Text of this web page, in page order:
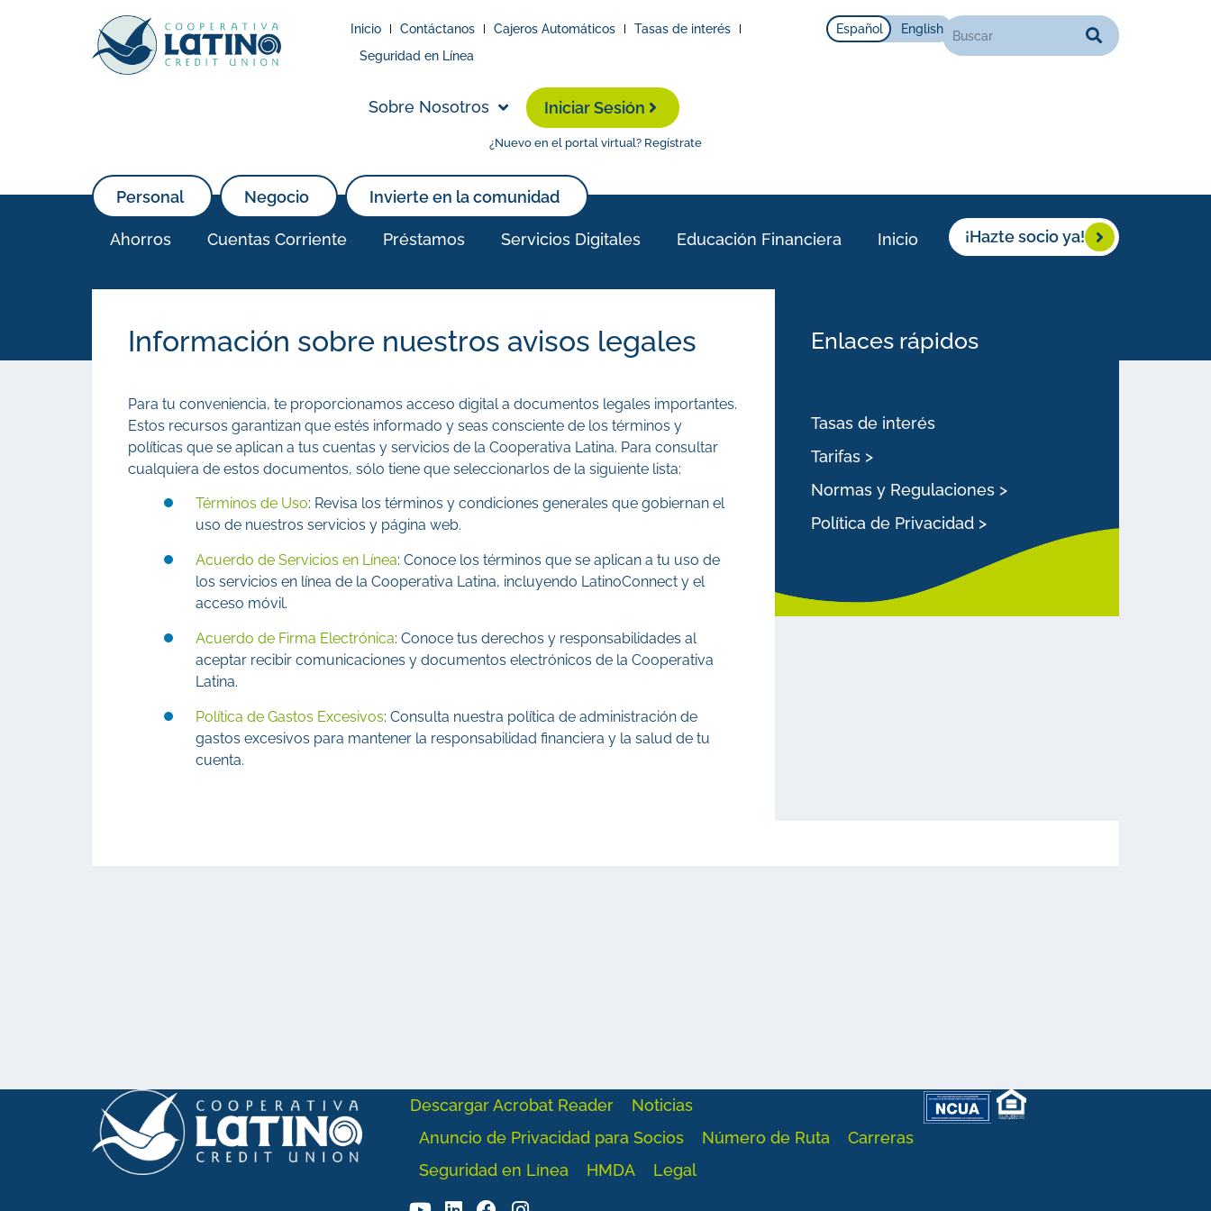
Inicio Contáctanos Cajeros Automáticos
Tasas de interés
Seguridad en Línea
Español English
Sobre Nosotros
¿Nuevo en el portal virtual? Regístrate
Iniciar Sesión
Personal
Ahorros Cuentas Corriente Préstamos Servicios Digitales Educación Financiera Inicio
Negocio Invierte en la comunidad
¡Hazte socio ya!
Información sobre nuestros avisos legales
Información sobre nuestros avisos legales
Para tu conveniencia, te proporcionamos acceso digital a documentos legales importantes.
Estos recursos garantizan que estés informado y seas consciente de los términos y
políticas que se aplican a tus cuentas y servicios de la Cooperativa Latina. Para consultar
cualquiera de estos documentos, sólo tiene que seleccionarlos de la siguiente lista:
Términos de Uso: Revisa los términos y condiciones generales que gobiernan el
uso de nuestros servicios y página web.
Acuerdo de Servicios en Línea: Conoce los términos que se aplican a tu uso de
los servicios en línea de la Cooperativa Latina, incluyendo LatinoConnect y el
acceso móvil.
Acuerdo de Firma Electrónica: Conoce tus derechos y responsabilidades al
aceptar recibir comunicaciones y documentos electrónicos de la Cooperativa
Latina.
Política de Gastos Excesivos: Consulta nuestra política de administración de
gastos excesivos para mantener la responsabilidad financiera y la salud de tu
cuenta.
Enlaces rápidos
Tasas de interés
Tarifas >
Normas y Regulaciones >
Política de Privacidad >
Descargar Acrobat Reader
Noticias
Anuncio de Privacidad para Socios
Número de Ruta
Carreras
Seguridad en Línea
HMDA Legal